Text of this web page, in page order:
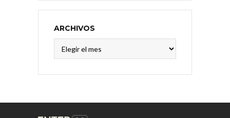
ARCHIVOS